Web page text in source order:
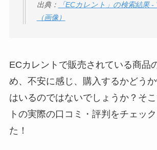
出典：
「ECカレント」の検索結果 -
（画像）
ECカレントで販売されている商品
め、不安に感じ、購入するかどう
はいるのではないでしょうか？そ
トの実際の口コミ・評判をチェッ
た！